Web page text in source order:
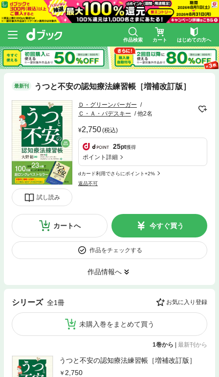
作品検索 カート はじめての方へ
最新刊 うつと不安の認知療法練習帳［増補改訂版］
試し読み
Ｄ・グリーンバーガー
Ｃ・Ａ・パデスキー
他2名
2,750(税込)
25pt獲得
ポイント詳細
dカード利用でさらにポイント+2%
返品不可
カートへ 今すぐ買う
作品をチェックする
作品情報へ
シリーズ 全1冊 お気に入り登録
未購入巻をまとめて買う
1巻から | 最新刊から
うつと不安の認知療法練習帳［増補改訂版］
2,750